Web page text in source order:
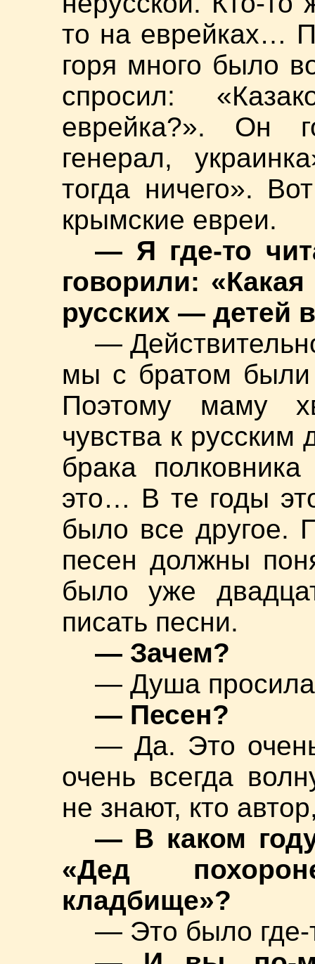
то на еврейках…
горя много было
спросил:
еврейка?». Он
генерал,
тогда ничего».
крымские евреи.
— Я где-то
говорили:
русских — детей
—
мы с братом
Поэтому маму
чувства к русским
брака
это… В те годы
было все другое.
песен должны
было уже
писать песни.
— Зачем?
— Душа
— Песен?
— Да. Это
очень всегда
не знают, кто
— В каком
«Дед
кладбище»?
— Это было где-